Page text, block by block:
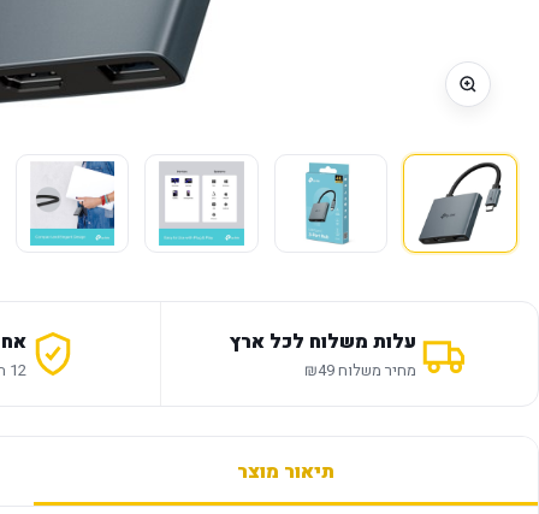
עלות משלוח לכל ארץ
מחיר משלוח ₪49 12 חודשי אחריות
תיאור מוצר